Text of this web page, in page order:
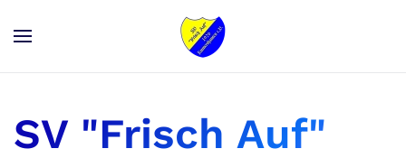
Zum Hauptinhalt springen
SV "Frisch Auf"